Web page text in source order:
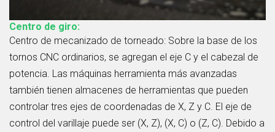
Centro de giro:
Centro de mecanizado de torneado: Sobre la base de los
tornos CNC ordinarios, se agregan el eje C y el cabezal de
potencia. Las máquinas herramienta más avanzadas
también tienen almacenes de herramientas que pueden
controlar tres ejes de coordenadas de X, Z y C. El eje de
control del varillaje puede ser (X, Z), (X, C) o (Z, C). Debido a